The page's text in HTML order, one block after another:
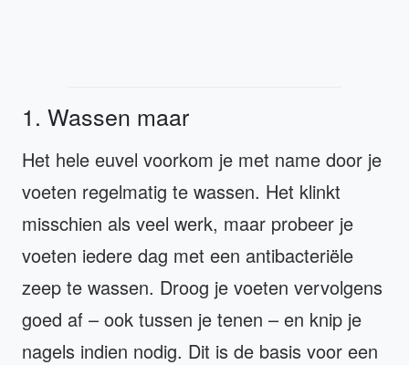
1. Wassen maar
Het hele euvel voorkom je met name door je
voeten regelmatig te wassen. Het klinkt
misschien als veel werk, maar probeer je
voeten iedere dag met een antibacteriële
zeep te wassen. Droog je voeten vervolgens
goed af – ook tussen je tenen – en knip je
nagels indien nodig. Dit is de basis voor een